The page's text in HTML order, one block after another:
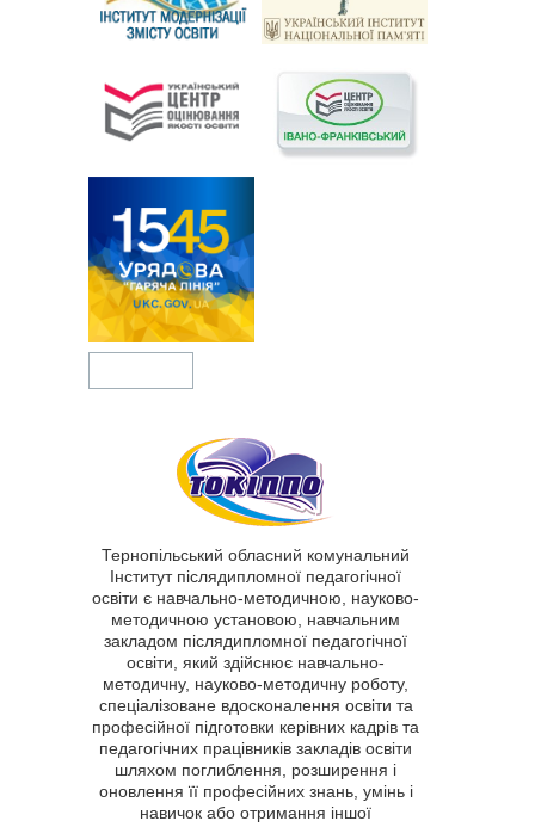
Тернопільський обласний комунальний
Інститут післядипломної педагогічної
освіти є навчально-методичною, науково-
методичною установою, навчальним
закладом післядипломної педагогічної
освіти, який здійснює навчально-
методичну, науково-методичну роботу,
спеціалізоване вдосконалення освіти та
професійної підготовки керівних кадрів та
педагогічних працівників закладів освіти
шляхом поглиблення, розширення і
оновлення її професійних знань, умінь і
навичок або отримання іншої